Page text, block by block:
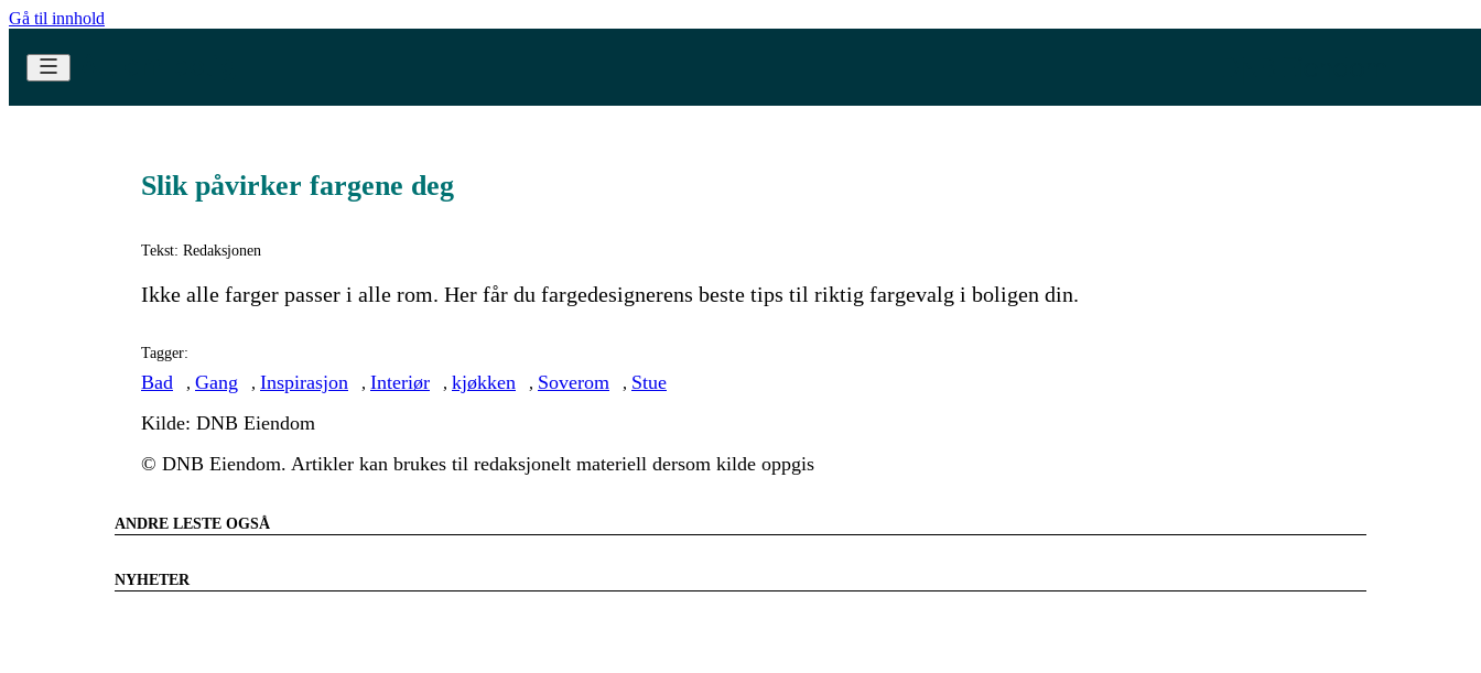
Gå til innhold
Slik påvirker fargene deg
Tekst: Redaksjonen
Ikke alle farger passer i alle rom. Her får du fargedesignerens beste tips til riktig fargevalg i boligen din.
Tagger:
Bad , Gang , Inspirasjon , Interiør , kjøkken , Soverom , Stue
Kilde: DNB Eiendom
© DNB Eiendom. Artikler kan brukes til redaksjonelt materiell dersom kilde oppgis
ANDRE LESTE OGSÅ
NYHETER